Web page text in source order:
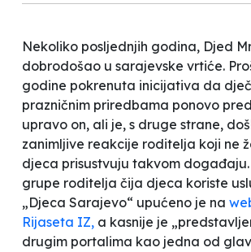
Nekoliko posljednjih godina, Djed
dobrodošao u sarajevske vrtiće.
godine pokrenuta inicijativa da
prazničnim priredbama ponovo
upravo on, ali je, s druge strane,
zanimljive reakcije roditelja koji ne
djeca prisustvuju takvom događaju.
grupe roditelja čija djeca koriste
„Djeca Sarajevo“ upućeno je na
Rijaseta IZ, a kasnije je
drugim portalima kao jedna od